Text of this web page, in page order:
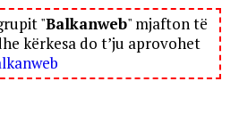
"Balkanweb" mjafton të
kërkesa do t’ju aprovohet